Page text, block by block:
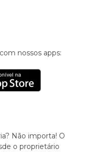
nossos apps:
Não importa! O
o proprietário